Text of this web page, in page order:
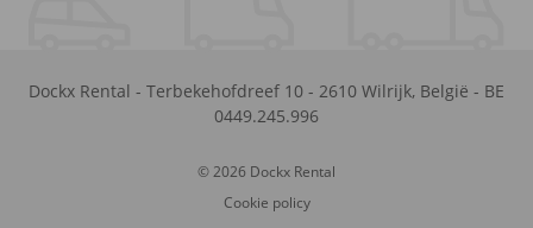
Dockx Rental - Terbekehofdreef 10 - 2610 Wilrijk, België - BE
0449.245.996
© 2026 Dockx Rental
Cookie policy